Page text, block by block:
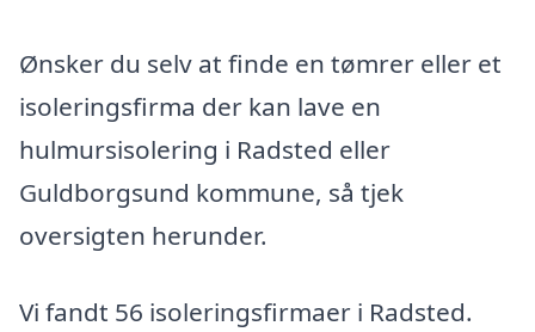
Ønsker du selv at finde en tømrer eller et
isoleringsfirma der kan lave en
hulmursisolering i Radsted eller
Guldborgsund kommune, så tjek
oversigten herunder.
Vi fandt 56 isoleringsfirmaer i Radsted.